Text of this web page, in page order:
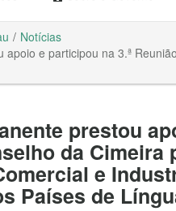
Notícias
apoio e participou na 3.ª
prestou
da Cimeira
e
Países de